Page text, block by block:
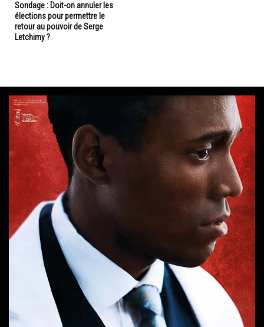
Sondage : Doit-on annuler les
élections pour permettre le
retour au pouvoir de Serge
Letchimy ?